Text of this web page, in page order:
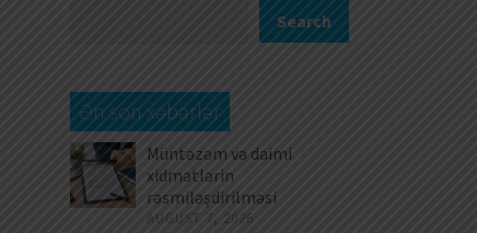
Search
Ən son xəbərlər
Müntəzəm və daimi
xidmətlərin
rəsmiləşdirilməsi
AUGUST 7, 2026